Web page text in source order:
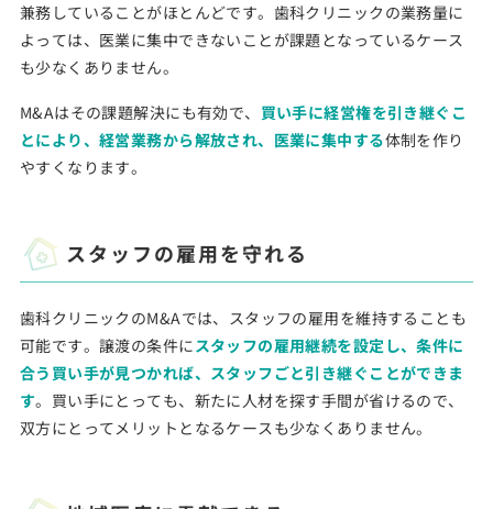
兼務していることがほとんどです。歯科クリニックの業務量に
よっては、医業に集中できないことが課題となっているケース
も少なくありません。
M&Aはその課題解決にも有効で、 買い手に経営権を引き継ぐこ
とにより、経営業務から解放され、医業に集中する体制を作り
やすくなります。
スタッフの雇用を守れる
歯科クリニックのM&Aでは、スタッフの雇用を維持することも
可能です。譲渡の条件にスタッフの雇用継続を設定し、条件に
合う買い手が見つかれば、スタッフごと引き継ぐことができま
す。買い手にとっても、新たに人材を探す手間が省けるので、
双方にとってメリットとなるケースも少なくありません。